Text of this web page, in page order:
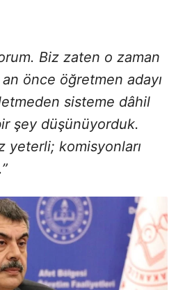
Biz zaten o zaman
an önce öğretmen adayı
sisteme dâhil
şey düşünüyorduk.
yeterli; komisyonları